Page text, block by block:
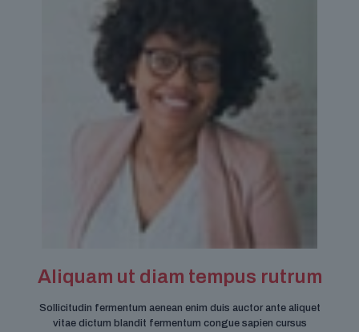
Aliquam ut diam tempus rutrum
Sollicitudin fermentum aenean enim duis auctor ante aliquet
vitae dictum blandit fermentum congue sapien cursus